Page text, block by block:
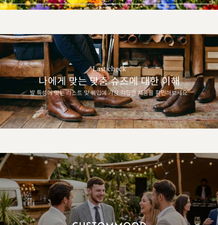
Last check
나에게 맞는 맞춤 슈즈에 대한 이해
발 특성에 맞는 라스트 및 쉐입에 가장 적합한 제품을 확인해보세요.